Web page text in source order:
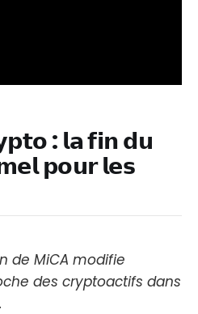
: 𝗹𝗮 𝗳𝗶𝗻 𝗱𝘂
𝗽𝗼𝘂𝗿 𝗹𝗲𝘀
de MiCA modifie
des cryptoactifs dans